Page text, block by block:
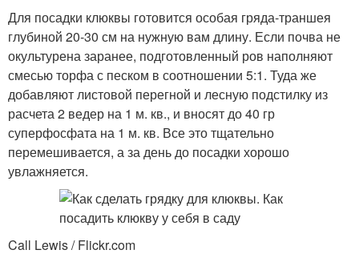
Для посадки клюквы готовится особая гряда-траншея
глубиной 20-30 см на нужную вам длину. Если почва не
окультурена заранее, подготовленный ров наполняют
смесью торфа с песком в соотношении 5:1. Туда же
добавляют листовой перегной и лесную подстилку из
расчета 2 ведер на 1 м. кв., и вносят до 40 гр
суперфосфата на 1 м. кв. Все это тщательно
перемешивается, а за день до посадки хорошо
увлажняется.
Call Lewis / Flickr.com